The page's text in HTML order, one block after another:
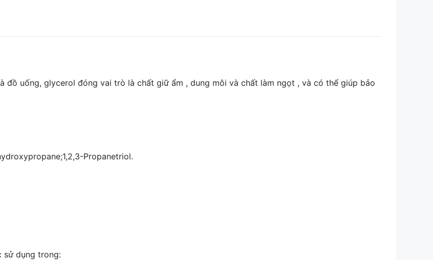
đồ uống, glycerol đóng vai trò là chất giữ ẩm , dung môi và chất làm ngọt , và có thể giúp bảo
Propanetriol.
sử dụng trong: